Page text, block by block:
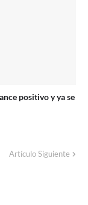
positivo y ya se
Artículo Siguiente